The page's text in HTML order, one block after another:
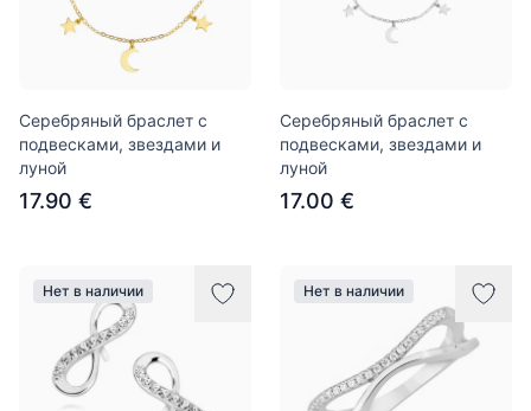
Серебряный браслет с
подвесками, звездами и
луной
17.90 €
Серебряный браслет с
подвесками, звездами и
луной
17.00 €
Нет в наличии Нет в наличии